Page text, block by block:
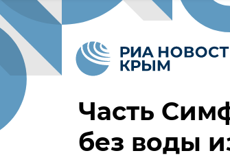
Часть
без воды